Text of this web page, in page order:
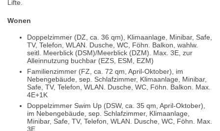
Lifte.
Wonen
Doppelzimmer (DZ, ca. 36 qm), Klimaanlage, Minibar, Safe,
TV, Telefon, WLAN. Dusche, WC, Föhn. Balkon, wahlw.
seitl. Meerblick (DSM)/Meerblick (DZM). Max. 3E, zur
Alleinnutzung buchbar (EZS, ESM, EZM)
Familienzimmer (FZ, ca. 72 qm, April-Oktober), im
Nebengebäude, sep. Schlafzimmer, Klimaanlage, Minibar,
Safe, TV, Telefon, WLAN. Dusche, WC, Föhn. Balkon. Max.
4E+1K
Doppelzimmer Swim Up (DSW, ca. 35 qm, April-Oktober),
im Nebengebäude, sep. Schlafzimmer, Klimaanlage,
Minibar, Safe, TV, Telefon, WLAN. Dusche, WC, Föhn. Max.
3E